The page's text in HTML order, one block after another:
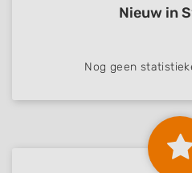
Nieuw in
Nog geen